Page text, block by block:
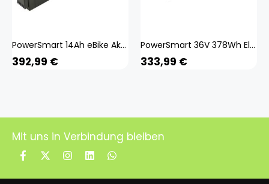
PowerSmart 14Ah eBike Akku für YOSEMITE City Sport 28
392,99 €
PowerSmart 36V 378Wh Electric Bike eBike Akku für stonefly Think Green
333,99 €
Mit uns in Verbindung bleiben